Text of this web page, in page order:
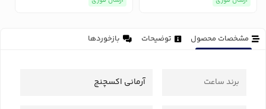
مشخصات محصول توضیحات بازخوردها
برند ساعت آرمانی اکسچنج